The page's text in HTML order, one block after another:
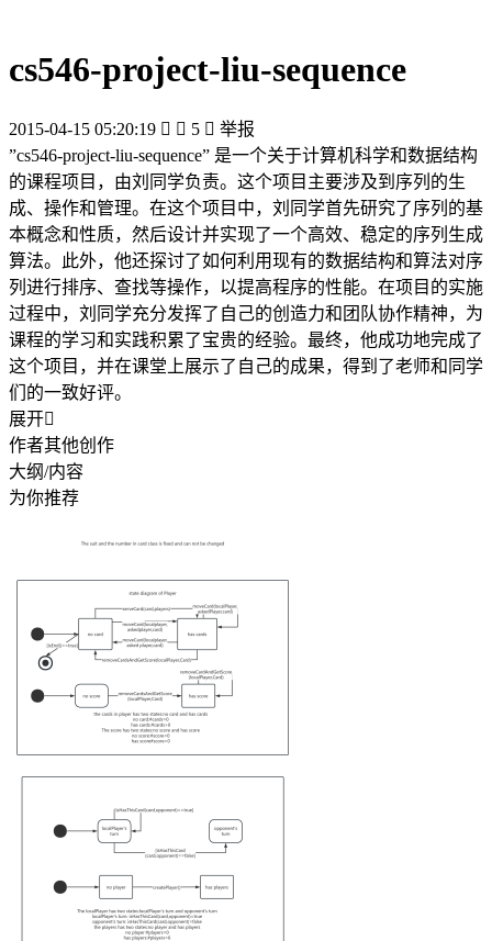
cs546-project-liu-sequence
2015-04-15 05:20:19   5  举报
”cs546-project-liu-sequence” 是一个关于计算机科学和数据结构
的课程项目，由刘同学负责。这个项目主要涉及到序列的生
成、操作和管理。在这个项目中，刘同学首先研究了序列的基
本概念和性质，然后设计并实现了一个高效、稳定的序列生成
算法。此外，他还探讨了如何利用现有的数据结构和算法对序
列进行排序、查找等操作，以提高程序的性能。在项目的实施
过程中，刘同学充分发挥了自己的创造力和团队协作精神，为
课程的学习和实践积累了宝贵的经验。最终，他成功地完成了
这个项目，并在课堂上展示了自己的成果，得到了老师和同学
们的一致好评。
展开
作者其他创作
大纲/内容
为你推荐